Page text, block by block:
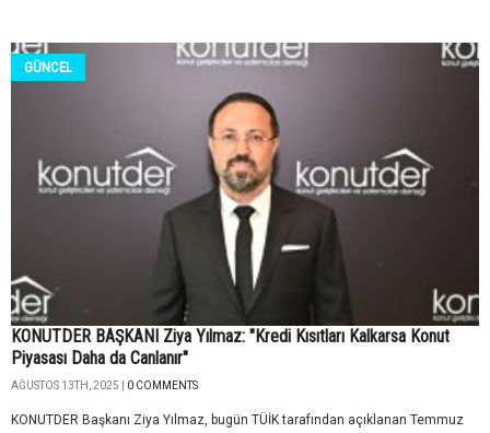
GÜNCEL
KONUTDER BAŞKANI Ziya Yılmaz: "Kredi Kısıtları Kalkarsa Konut
Piyasası Daha da Canlanır"
AĞUSTOS 13TH, 2025 | 0 COMMENTS
KONUTDER Başkanı Ziya Yılmaz, bugün TÜİK tarafından açıklanan Temmuz